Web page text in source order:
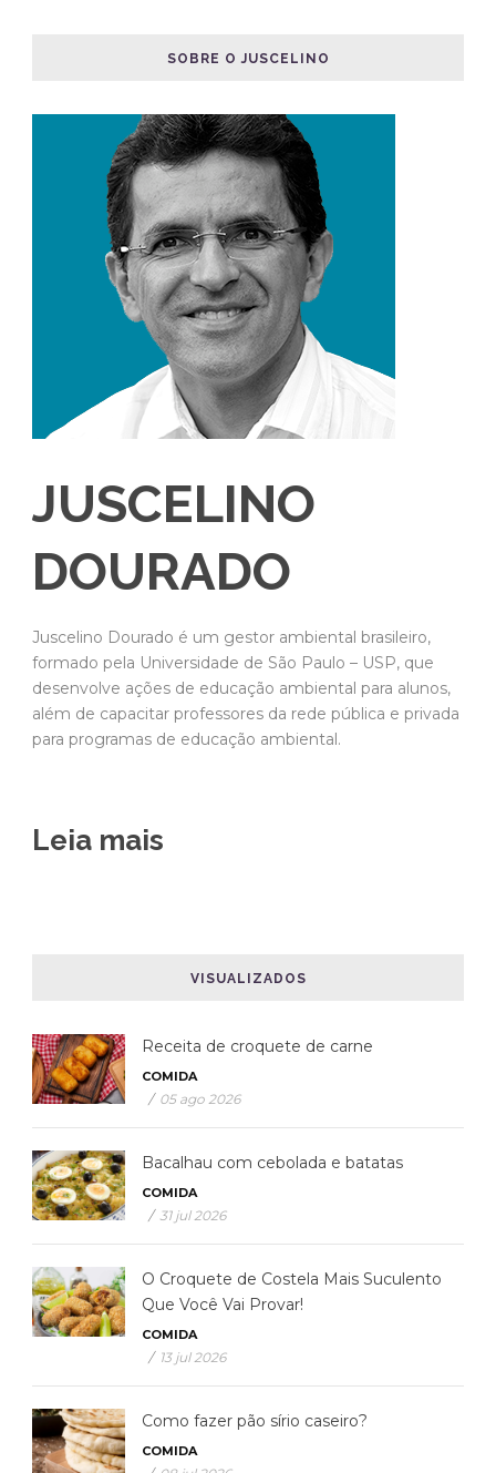
SOBRE O JUSCELINO
JUSCELINO
DOURADO
Juscelino Dourado é um gestor ambiental brasileiro,
formado pela Universidade de São Paulo – USP, que
desenvolve ações de educação ambiental para alunos,
além de capacitar professores da rede pública e privada
para programas de educação ambiental.
Leia mais
VISUALIZADOS
Receita de croquete de carne
COMIDA
/ 05 ago 2026
Bacalhau com cebolada e batatas
COMIDA
/ 31 jul 2026
O Croquete de Costela Mais Suculento
Que Você Vai Provar!
COMIDA
/ 13 jul 2026
Como fazer pão sírio caseiro?
COMIDA